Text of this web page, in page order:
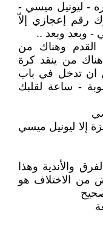
- ليونيل ميسي -
الآن في آل 24 لم يترك رقم إعجازي إلاّ
وهناك من
من ينقد كرة
ان تدخل في باب
- ساعة لقلبك
إلا ليونيل ميسي
والأندية وهذا
الاختلاف هو